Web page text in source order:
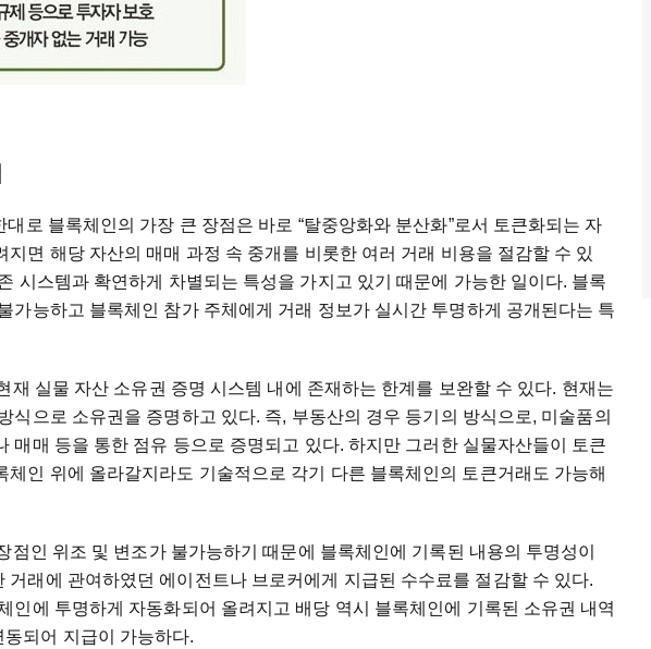
로 블록체인의 가장 큰 장점은 바로 “탈중앙화와 분산화”로서 토큰화되는 자
지면 해당 자산의 매매 과정 속 중개를 비롯한 여러 거래 비용을 절감할 수 있
시스템과 확연하게 차별되는 특성을 가지고 있기 때문에 가능한 일이다. 블록
가능하고 블록체인 참가 주체에게 거래 정보가 실시간 투명하게 공개된다는 특
재 실물 자산 소유권 증명 시스템 내에 존재하는 한계를 보완할 수 있다. 현재는
식으로 소유권을 증명하고 있다. 즉, 부동산의 경우 등기의 방식으로, 미술품의
매매 등을 통한 점유 등으로 증명되고 있다. 하지만 그러한 실물자산들이 토큰
체인 위에 올라갈지라도 기술적으로 각기 다른 블록체인의 토큰거래도 가능해
점인 위조 및 변조가 불가능하기 때문에 블록체인에 기록된 내용의 투명성이
거래에 관여하였던 에이전트나 브로커에게 지급된 수수료를 절감할 수 있다.
인에 투명하게 자동화되어 올려지고 배당 역시 블록체인에 기록된 소유권 내역
되어 지급이 가능하다.